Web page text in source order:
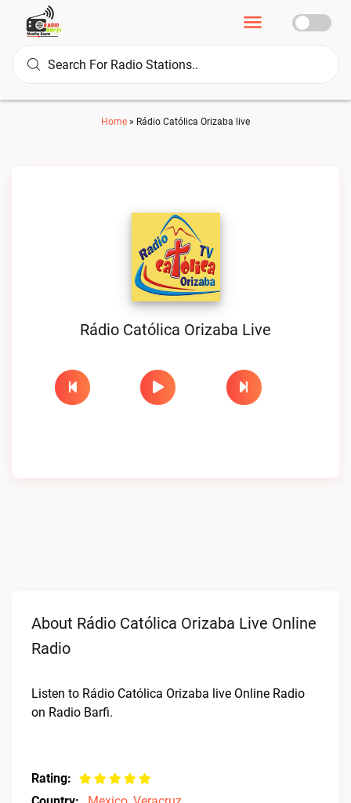
Home » Rádio Católica Orizaba live
Rádio Católica Orizaba Live
About Rádio Católica Orizaba Live Online
Radio
Listen to Rádio Católica Orizaba live Online Radio
on Radio Barfi.
Rating: